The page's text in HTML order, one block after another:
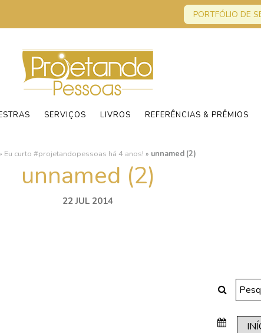
PORTFÓLIO DE
SERVIÇOS LIVROS REFERÊNCIAS & PRÊMIOS
» Eu curto #projetandopessoas há 4 anos! » unnamed (2)
unnamed (2)
22 JUL 2014